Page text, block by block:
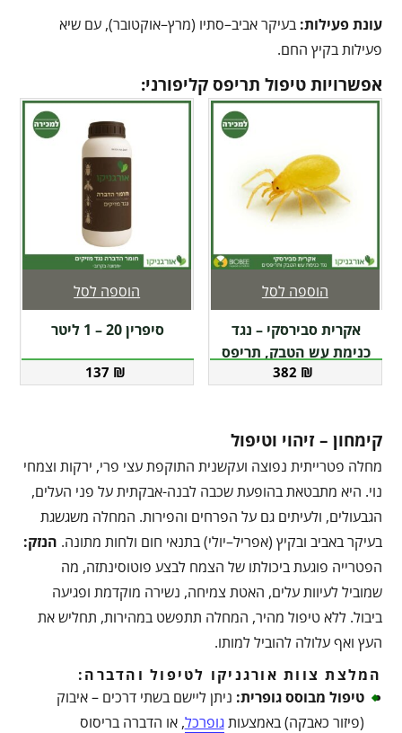
עונת פעילות: בעיקר אביב–סתיו (מרץ–אוקטובר), עם שיא
פעילות בקיץ החם.
אפשרויות טיפול תריפס קליפורני:
אקרית סבירסקי – נגד
כנימת עש הטבק, תריפס
382 ₪
הוספה לסל
סיפרין 20 – 1 ליטר
137 ₪
הוספה לסל
קימחון – זיהוי וטיפול
מחלה פטרייתית נפוצה ועקשנית התוקפת עצי פרי, ירקות וצמחי
נוי. היא מתבטאת בהופעת שכבה לבנה-אבקתית על פני העלים,
הגבעולים, ולעיתים גם על הפרחים והפירות. המחלה משגשגת
בעיקר באביב ובקיץ (אפריל–יולי) בתנאי חום ולחות מתונה. הנזק:
הפטרייה פוגעת ביכולתו של הצמח לבצע פוטוסינתזה, מה
שמוביל לעיוות עלים, האטת צמיחה, נשירה מוקדמת ופגיעה
ביבול. ללא טיפול מהיר, המחלה תתפשט במהירות, תחליש את
העץ ואף עלולה להוביל למותו.
המלצת צוות אורגניקו לטיפול והדברה:
טיפול מבוסס גופרית: ניתן ליישם בשתי דרכים – איבוק
(פיזור כאבקה) באמצעותגופרכל, או הדברה בריסוס